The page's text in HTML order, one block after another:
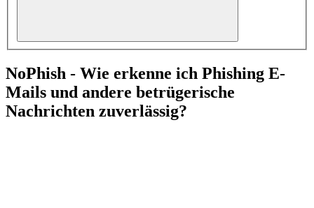
NoPhish - Wie erkenne ich Phishing E-
Mails und andere betrügerische
Nachrichten zuverlässig?